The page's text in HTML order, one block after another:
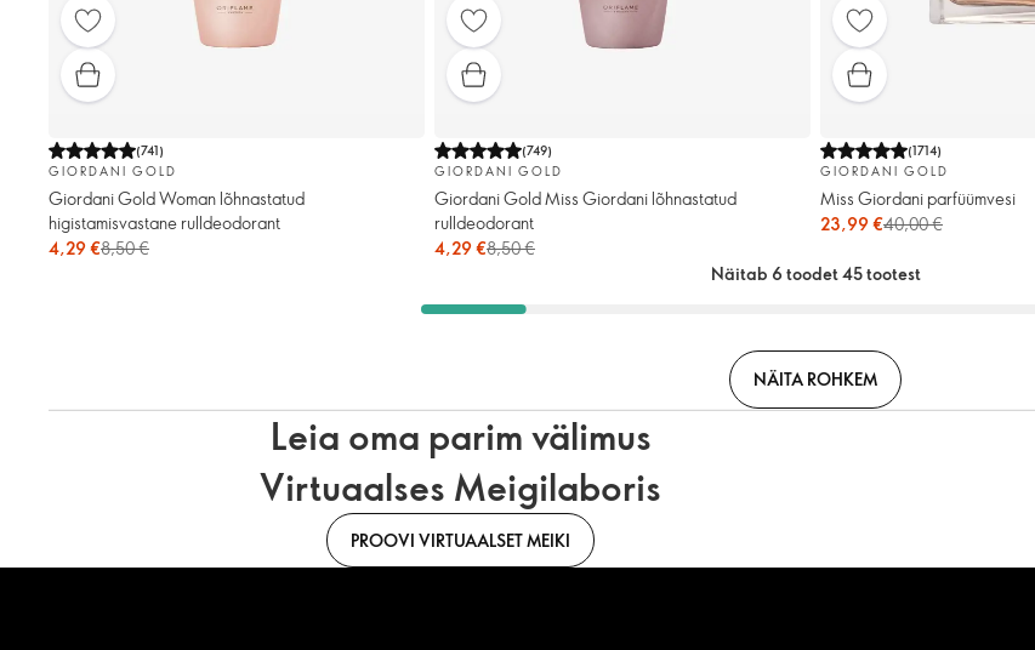
(741)
GIORDANI GOLD
Giordani Gold Woman lõhnastatud
higistamisvastane rulldeodorant
4,29 €8,50 €
(749)
GIORDANI GOLD
Giordani Gold Miss Giordani lõhnastatud
rulldeodorant
4,29 €8,50 €
(1714)
GIORDANI GOLD
Miss Giordani parfüümvesi
23,99 €40,00 €
Näitab 6 toodet 45 tootest
NÄITA ROHKEM
Leia oma parim välimus
Virtuaalses Meigilaboris
PROOVI VIRTUAALSET MEIKI